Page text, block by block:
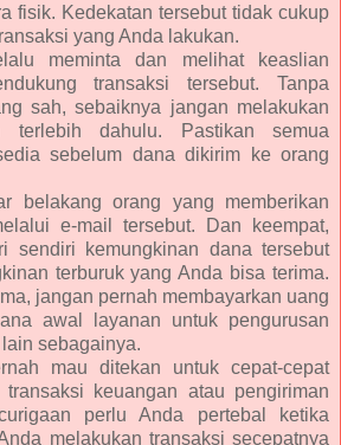
fisik. Kedekatan tersebut tidak cukup
yang Anda lakukan.
meminta dan melihat keaslian
transaksi tersebut. Tanpa
sah, sebaiknya jangan melakukan
terlebih dahulu. Pastikan semua
sebelum dana dikirim ke orang
belakang orang yang memberikan
e-mail tersebut. Dan keempat,
sendiri kemungkinan dana tersebut
terburuk yang Anda bisa terima.
jangan pernah membayarkan uang
awal layanan untuk pengurusan
sebagainya.
mau ditekan untuk cepat-cepat
transaksi keuangan atau pengiriman
perlu Anda pertebal ketika
melakukan transaksi secepatnya